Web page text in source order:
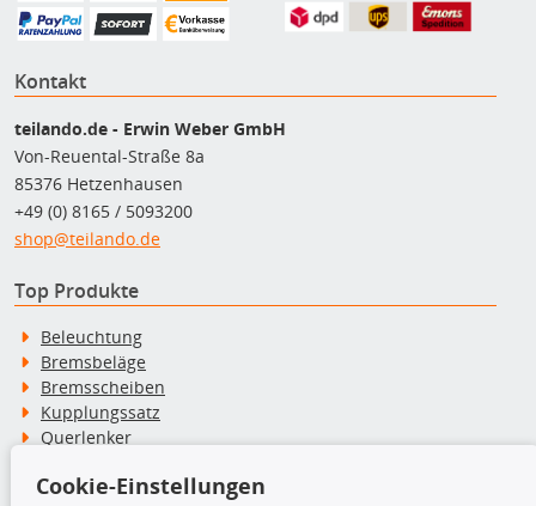
Kontakt
teilando.de - Erwin Weber GmbH
Von-Reuental-Straße 8a
85376 Hetzenhausen
+49 (0) 8165 / 5093200
shop@teilando.de
Top Produkte
Beleuchtung
Bremsbeläge
Bremsscheiben
Kupplungssatz
Querlenker
Stoßdämpfer
Cookie-Einstellungen